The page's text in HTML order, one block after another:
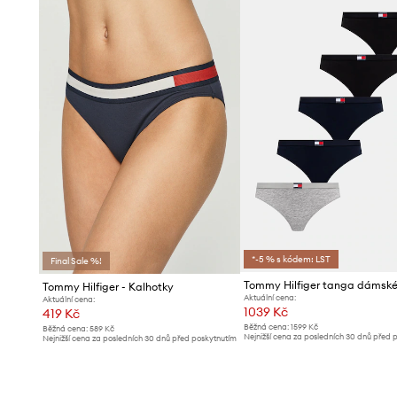
Final Sale %!
Tommy Hilfiger - Kalhotky
Aktuální cena:
419 Kč
Běžná cena: 589 Kč
Nejnižší cena za posledních 30 dnů před poskytnutím
*-5 % s kódem: LST
Aktuální cena:
1039 Kč
Běžná cena:1599 Kč
Nejnižší cena za posledních 30 dnů před